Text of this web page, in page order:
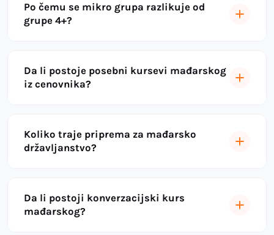
Po čemu se mikro grupa razlikuje od
grupe 4+?
Da li postoje posebni kursevi mađarskog
iz cenovnika?
Koliko traje priprema za mađarsko
državljanstvo?
Da li postoji konverzacijski kurs
mađarskog?